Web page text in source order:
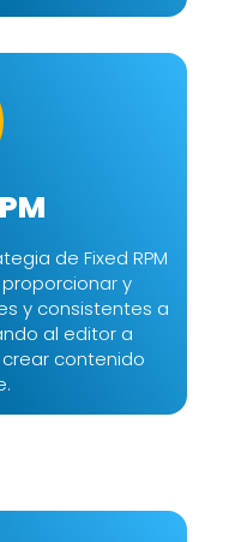
de Fixed RPM
y
y consistentes a
al editor a
contenido